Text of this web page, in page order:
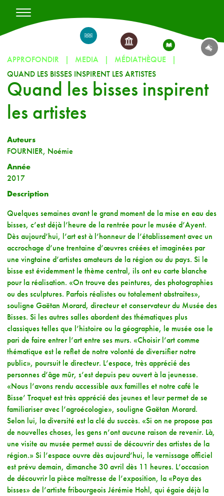
APPROFONDIR MEDIA
MÉDIATHÈQUE
QUAND LES BISSES INSPIRENT LES ARTISTES
Quand les bisses inspirent
les artistes
Auteurs
FOURNIER, Noémie
Année
2017
Description
Quelques semaines avant le grand moment de la mise en eau des
bisses, c’est déjà l’heure de la rentrée pour le musée d’Ayent.
Dès aujourd’hui, l’art est à l’honneur de l’établissement avec un
accrochage d’une trentaine d’œuvres créées et imaginées par
une vingtaine d’artistes amateurs de la région ou du pays. Si le
bisse est évidemment le thème central, ils ont eu carte blanche
pour la réalisation. «On trouve des peintures, des photographies
ou des sculptures. Parfois réalistes ou totalement abstraites»,
souligne Gaëtan Morard, directeur et conservateur du Musée des
Bisses. Si les autres salles abordent des thématiques plus
classiques telles que l’histoire ou la géographie, le musée ose le
pari de faire entrer l’art entre ses murs. «Choisir l’art comme
thématique est le reflet de notre volonté de diversifier notre
public», poursuit le directeur. L’espace, très apprécié des
personnes d’âge mûr, s’est depuis peu ouvert à la jeunesse.
«Nous l’avons rendu accessible aux familles et notre café le
Bisse’ Troquet est très apprécié des jeunes et leur permet de se
familiariser avec l’agroécologie», souligne Gaëtan Morard.
Selon lui, la diversité est la clé du succès. «Si on ne propose pas
de nouvelles choses, les gens n’ont aucune raison de revenir. Là,
une visite au musée permet aussi de découvrir des artistes de la
région.» Si l’espace ouvre dès aujourd’hui, le vernissage officiel
est prévu demain, dimanche 30 avril dès 11 heures. L’occasion
de découvrir la pièce maîtresse de l’exposition, la «Poya des
bisses» de l’artiste fribourgeois Jérémie Hohl, qui égaie déjà la